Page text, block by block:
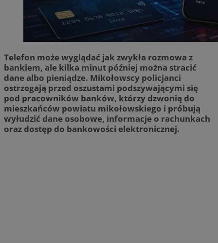
Telefon może wyglądać jak zwykła rozmowa z
bankiem, ale kilka minut później można stracić
dane albo pieniądze. Mikołowscy policjanci
ostrzegają przed oszustami podszywającymi się
pod pracowników banków, którzy dzwonią do
mieszkańców powiatu mikołowskiego i próbują
wyłudzić dane osobowe, informacje o rachunkach
oraz dostęp do bankowości elektronicznej.